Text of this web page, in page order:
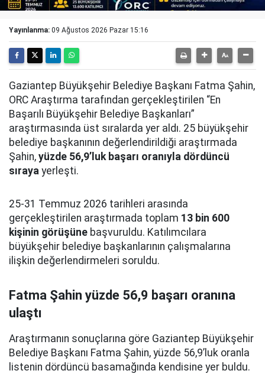
Yayınlanma: 09 Ağustos 2026 Pazar 15:16
Gaziantep Büyükşehir Belediye Başkanı Fatma Şahin,
ORC Araştırma tarafından gerçekleştirilen “En
Başarılı Büyükşehir Belediye Başkanları”
araştırmasında üst sıralarda yer aldı. 25 büyükşehir
belediye başkanının değerlendirildiği araştırmada
Şahin, yüzde 56,9’luk başarı oranıyla dördüncü
sıraya yerleşti.
25-31 Temmuz 2026 tarihleri arasında
gerçekleştirilen araştırmada toplam 13 bin 600
kişinin görüşüne başvuruldu. Katılımcılara
büyükşehir belediye başkanlarının çalışmalarına
ilişkin değerlendirmeleri soruldu.
Fatma Şahin yüzde 56,9 başarı oranına
ulaştı
Araştırmanın sonuçlarına göre Gaziantep Büyükşehir
Belediye Başkanı Fatma Şahin, yüzde 56,9’luk oranla
listenin dördüncü basamağında kendisine yer buldu.